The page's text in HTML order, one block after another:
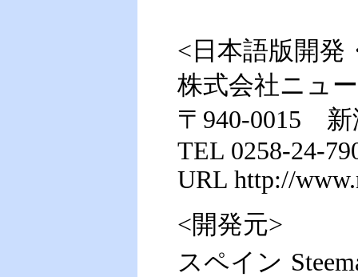
<日本語版開発
株式会社ニュ
〒940-0015 新
TEL 0258-24-
URL http://
<開発元>
スペイン